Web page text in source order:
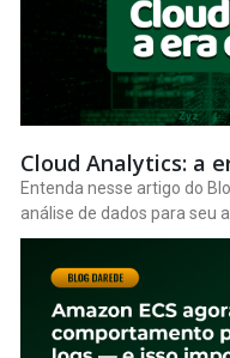
Cloud Analytics: a
Entenda nesse artigo do
análise de dados para seu